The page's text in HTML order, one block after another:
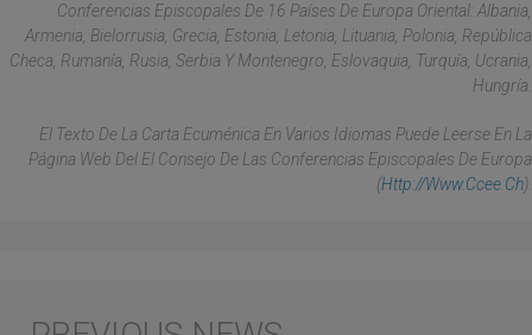
Conferencias Episcopales De 16 Países De Europa Oriental: Albania,
Armenia, Bielorrusia, Grecia, Estonia, Letonia, Lituania, Polonia, República
Checa, Rumanía, Rusia, Serbia Y Montenegro, Eslovaquia, Turquía, Ucrania,
Hungría.
El Texto De La Carta Ecuménica En Varios Idiomas Puede Leerse En La
Página Web Del El Consejo De Las Conferencias Episcopales De Europa
(Http://www.ccee.ch).